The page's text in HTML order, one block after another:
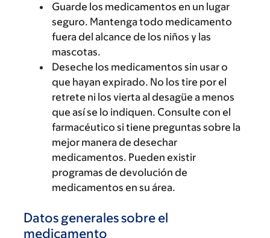
Guarde los medicamentos en un lugar
seguro. Mantenga todo medicamento
fuera del alcance de los niños y las
mascotas.
Deseche los medicamentos sin usar o
que hayan expirado. No los tire por el
retrete ni los vierta al desagüe a menos
que así se lo indiquen. Consulte con el
farmacéutico si tiene preguntas sobre la
mejor manera de desechar
medicamentos. Pueden existir
programas de devolución de
medicamentos en su área.
Datos generales sobre el
medicamento